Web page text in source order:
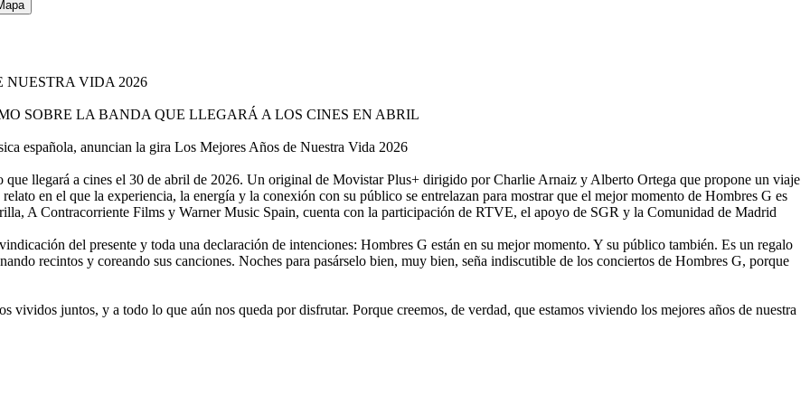
NUESTRA VIDA 2026
SOBRE LA BANDA QUE LLEGARÁ A LOS CINES EN ABRIL
española, anuncian la gira Los Mejores Años de Nuestra Vida 2026
llegará a cines el 30 de abril de 2026. Un original de Movistar Plus+ dirigido por Charlie Arnaiz y Alberto Ortega que propone un viaje
en el que la experiencia, la energía y la conexión con su público se entrelazan para mostrar que el mejor momento de Hombres G es
A Contracorriente Films y Warner Music Spain, cuenta con la participación de RTVE, el apoyo de SGR y la Comunidad de Madrid
del presente y toda una declaración de intenciones: Hombres G están en su mejor momento. Y su público también. Es un regalo
recintos y coreando sus canciones. Noches para pasárselo bien, muy bien, seña indiscutible de los conciertos de Hombres G, porque
vividos juntos, y a todo lo que aún nos queda por disfrutar. Porque creemos, de verdad, que estamos viviendo los mejores años de nuestra